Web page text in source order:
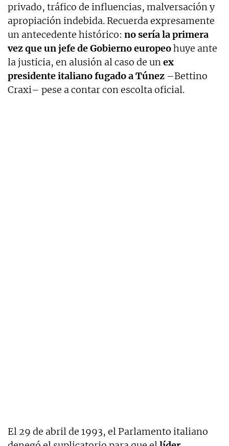
privado, tráfico de influencias, malversación y
apropiación indebida. Recuerda expresamente
un antecedente histórico: no sería la primera
vez que un jefe de Gobierno europeohuye ante
la justicia, en alusión al caso de unex
presidente italiano fugado a Túnez –Bettino
Craxi– pese a contar con escolta oficial.
El 29 de abril de 1993, el Parlamento italiano